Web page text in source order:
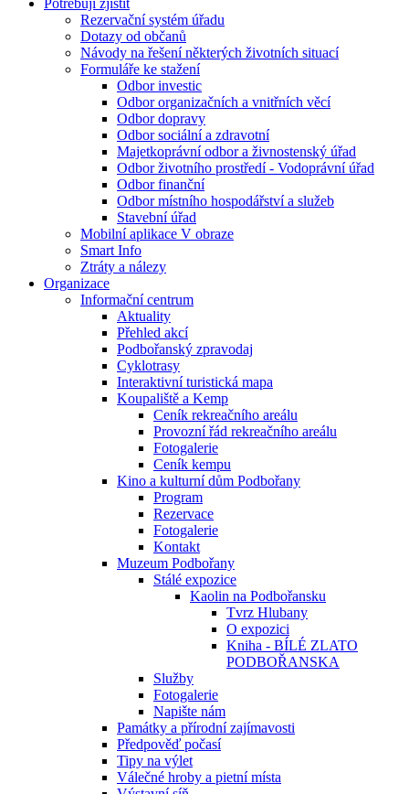
Potřebuji zjistit
Rezervační systém úřadu
Dotazy od občanů
Návody na řešení některých životních situací
Formuláře ke stažení
Odbor investic
Odbor organizačních a vnitřních věcí
Odbor dopravy
Odbor sociální a zdravotní
Majetkoprávní odbor a živnostenský úřad
Odbor životního prostředí - Vodoprávní úřad
Odbor finanční
Odbor místního hospodářství a služeb
Stavební úřad
Mobilní aplikace V obraze
Smart Info
Ztráty a nálezy
Organizace
Informační centrum
Aktuality
Přehled akcí
Podbořanský zpravodaj
Cyklotrasy
Interaktivní turistická mapa
Koupaliště a Kemp
Ceník rekreačního areálu
Provozní řád rekreačního areálu
Fotogalerie
Ceník kempu
Kino a kulturní dům Podbořany
Program
Rezervace
Fotogalerie
Kontakt
Muzeum Podbořany
Stálé expozice
Kaolin na Podbořansku
Tvrz Hlubany
O expozici
Kniha - BÍLÉ ZLATO
PODBOŘANSKA
Služby
Fotogalerie
Napište nám
Památky a přírodní zajímavosti
Předpověď počasí
Tipy na výlet
Válečné hroby a pietní místa